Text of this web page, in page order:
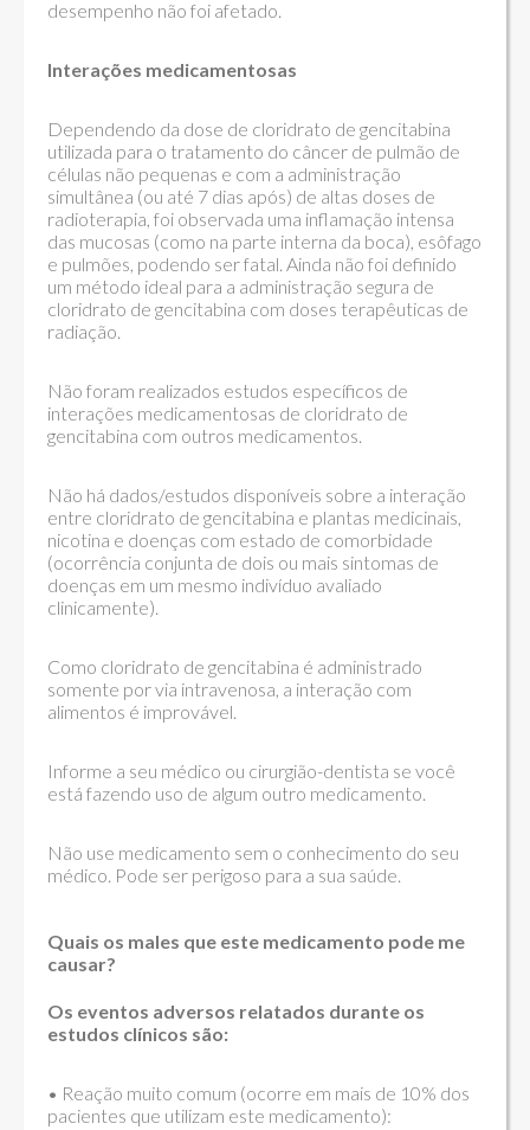
desempenho não foi afetado.
Interações medicamentosas
Dependendo da dose de cloridrato de gencitabina
utilizada para o tratamento do câncer de pulmão de
células não pequenas e com a administração
simultânea (ou até 7 dias após) de altas doses de
radioterapia, foi observada uma inflamação intensa
das mucosas (como na parte interna da boca), esôfago
e pulmões, podendo ser fatal. Ainda não foi definido
um método ideal para a administração segura de
cloridrato de gencitabina com doses terapêuticas de
radiação.
Não foram realizados estudos específicos de
interações medicamentosas de cloridrato de
gencitabina com outros medicamentos.
Não há dados/estudos disponíveis sobre a interação
entre cloridrato de gencitabina e plantas medicinais,
nicotina e doenças com estado de comorbidade
(ocorrência conjunta de dois ou mais sintomas de
doenças em um mesmo indivíduo avaliado
clinicamente).
Como cloridrato de gencitabina é administrado
somente por via intravenosa, a interação com
alimentos é improvável.
Informe a seu médico ou cirurgião-dentista se você
está fazendo uso de algum outro medicamento.
Não use medicamento sem o conhecimento do seu
médico. Pode ser perigoso para a sua saúde.
Quais os males que este medicamento pode me
causar?
Os eventos adversos relatados durante os
estudos clínicos são:
• Reação muito comum (ocorre em mais de 10% dos
pacientes que utilizam este medicamento):